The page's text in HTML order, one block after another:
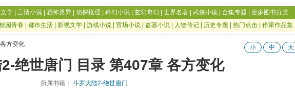
学 言情小说 恐怖灵异 侦探推理 科幻小说 玄幻奇幻 世界名著 武侠小说 合集专题
更多图书分类
园青春 都市生活 影视文学 游戏小说 官场小说 盗墓小说 人物传记 历史专题 热门点击 作家作品集
方变化 小 中 大
绝世唐门 目录 第407章 各方变化
所属书籍： 斗罗大陆2-绝世唐门